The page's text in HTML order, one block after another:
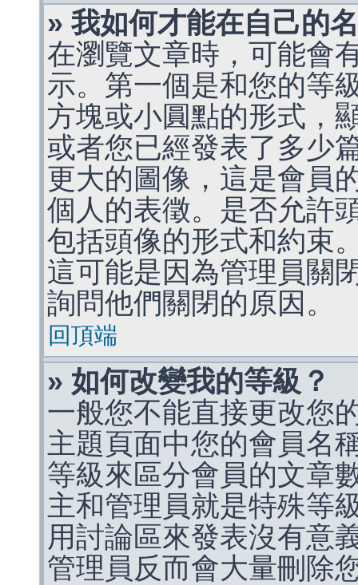
» 我如何才能在自己的
在瀏覽文章時，可能會
示。第一個是和您的等
方塊或小圓點的形式，
或者您已經發表了多少
更大的圖像，這是會員
個人的表徵。是否允許
包括頭像的形式和約束
這可能是因為管理員關
詢問他們關閉的原因。
回頂端
» 如何改變我的等級？
一般您不能直接更改您
主題頁面中您的會員名
等級來區分會員的文章
主和管理員就是特殊等
用討論區來發表沒有意
管理員反而會大量刪除